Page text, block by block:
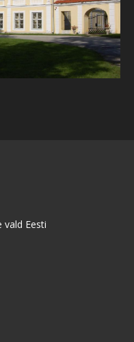
vald Eesti